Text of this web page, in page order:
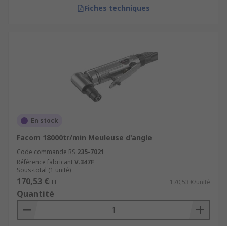
Fiches techniques
En stock
Facom 18000tr/min Meuleuse d'angle
Code commande RS 235-7021
Référence fabricantV.347F
Sous-total (1 unité)
170,53 €HT 170,53 €/unité
Quantité